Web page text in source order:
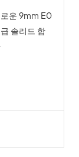
운 9mm E0
솔리드 합